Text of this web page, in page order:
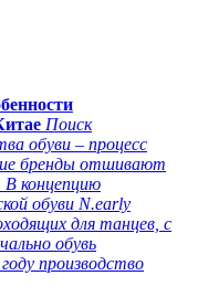
Поиск
обуви – процесс
бренды отшивают
В концепцию
обуви N.early
для танцев, с
обувь
производство